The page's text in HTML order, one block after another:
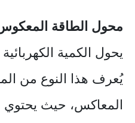
محول الطاقة
يحول الكمية
يُعرف هذا النوع من
المعاكس، حيث